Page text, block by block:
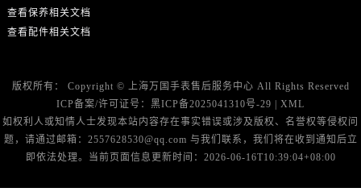
查看保养相关文档
查看配件相关文档
版权所有： Copyright © 上海万国手表售后服务中心 All Rights Reserved
ICP备案/许可证号： 黑ICP备2025041310号-29 | XML
如权利人或知情人士发现本站内容存在事实错误或涉及版权、名誉权等侵权问
题，请通过邮箱：2557628530@qq.com 与我们联系，我们将在收到通知后立
即依法处理。当前页面信息更新时间：2026-06-16T10:39:04+08:00